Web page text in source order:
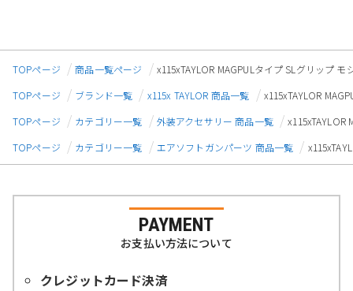
TOPページ 商品一覧ページ
x115xTAYLOR MAGPULタイプ SLグリップ モ
TOPページ
ブランド一覧 x115x TAYLOR 商品一覧
x115xTAYLOR
TOPページ
カテゴリー一覧 外装アクセサリー 商品一覧
x115xTAYLOR
TOPページ
カテゴリー一覧 エアソフトガンパーツ 商品一覧
PAYMENT
お支払い方法について
クレジットカード決済